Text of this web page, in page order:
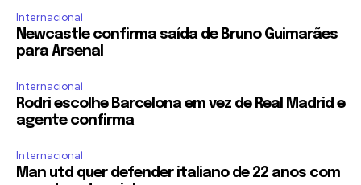
Internacional
Newcastle confirma saída de Bruno Guimarães
para Arsenal
Internacional
Rodri escolhe Barcelona em vez de Real Madrid e
agente confirma
Internacional
Man utd quer defender italiano de 22 anos com